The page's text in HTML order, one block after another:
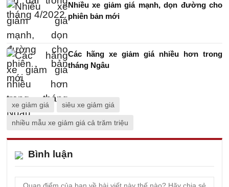
Nhiều xe giảm giá mạnh, dọn đường cho
phiên bản mới
Các hãng xe giảm giá nhiều hơn trong
tháng Ngâu
xe giảm giá siêu xe giảm giá
nhiều mẫu xe giảm giá cả trăm triệu
Bình luận